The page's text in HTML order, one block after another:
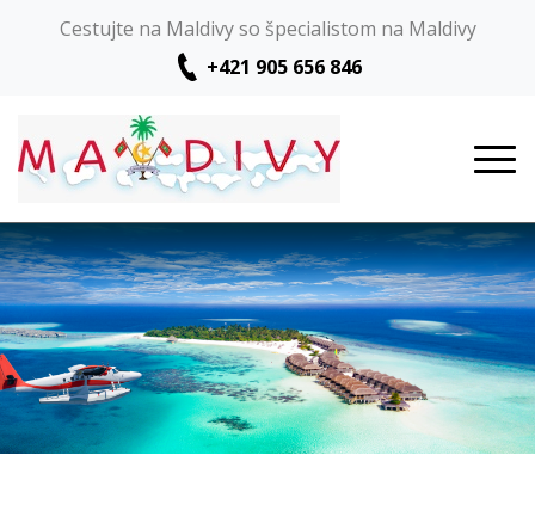
Cestujte na Maldivy so špecialistom na Maldivy
+421 905 656 846